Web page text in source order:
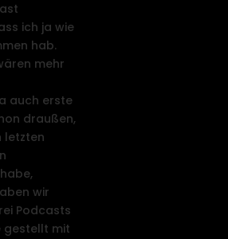
ich ja wie
hab.
mehr
auch erste
draußen,
letzten
wir
Podcasts
gestellt mit